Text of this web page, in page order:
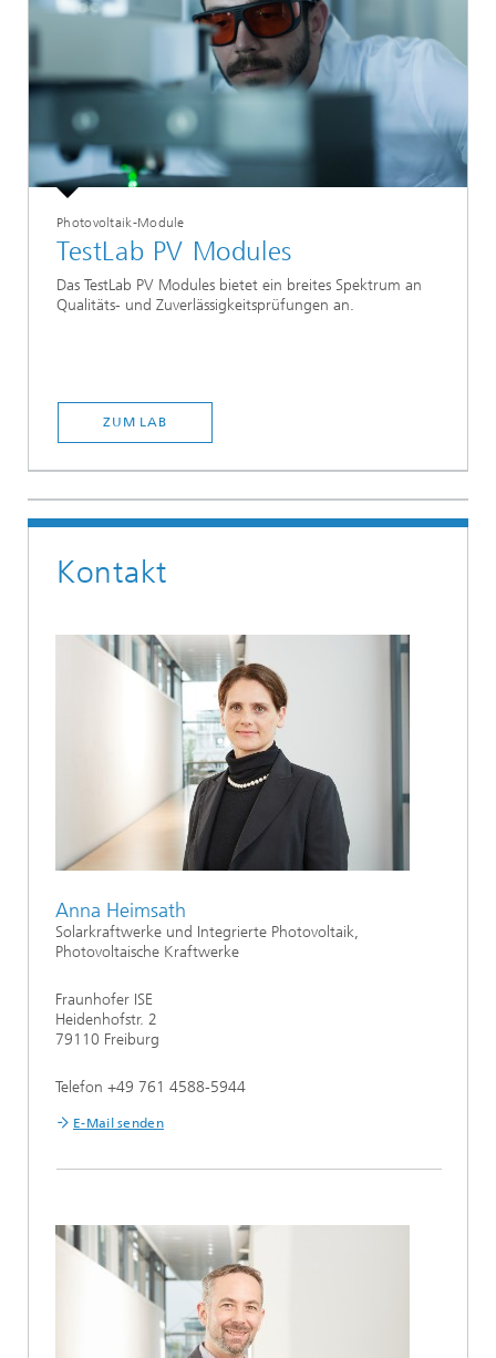
Photovoltaik-Module
TestLab PV Modules
Das TestLab PV Modules bietet ein breites Spektrum an
Qualitäts- und Zuverlässigkeitsprüfungen an.
ZUM LAB
Kontakt
Anna Heimsath
Solarkraftwerke und Integrierte Photovoltaik,
Photovoltaische Kraftwerke
Fraunhofer ISE
Heidenhofstr. 2
79110 Freiburg
Telefon +49 761 4588-5944
E-Mail senden